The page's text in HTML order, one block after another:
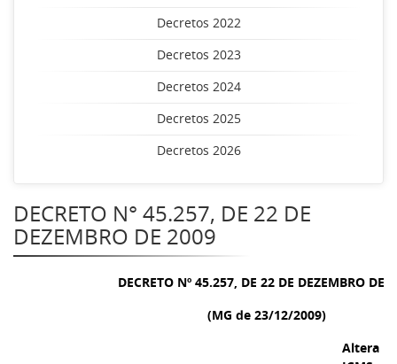
Decretos 2022
Decretos 2023
Decretos 2024
Decretos 2025
Decretos 2026
DECRETO N° 45.257, DE 22 DE
DEZEMBRO DE 2009
DECRETO Nº 45.257, DE 22 DE DEZEMBRO DE
(MG de 23/12/2009)
Altera